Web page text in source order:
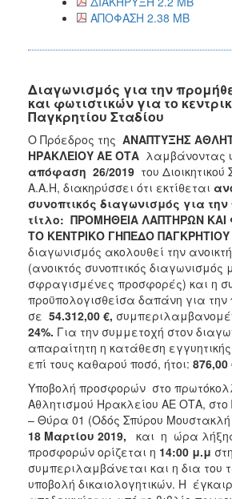
ΑΠΟΦΑΣΗ 2.38 MB
Διαγωνισμός για την
και φωτιστικών για το
Παγκρητίου Σταδίου
Ο Πρόεδρος της ΑΝΑΠΤΥΞΗΣ
ΗΡΑΚΛΕΙΟΥ ΑΕ ΟΤΑ λαμβάνοντας
απόφαση 26/2019 του
Α.Α.Η, διακηρύσσει ότι εκτίθεται
συνοπτικός διαγωνισμός για
τίτλο: ΠΡΟΜΗΘΕΙΑ ΛΑΠΤΗΡΩΝ ΚΑΙ
ΤΟ ΚΕΝΤΡΙΚΟ ΓΗΠΕΔΟ ΠΑΓΚΡΗΤΙΟΥ
διαγωνισμός ακολουθεί την
(ανοικτός συνοπτικός διαγωνισμός
σφραγισμένες προσφορές) και η
προϋπολογισθείσα δαπάνη για την
σε 54.312,00 €,
24%. Για την συμμετοχή στον
απαραίτητη η κατάθεση
επί τους καθαρού ποσό, ήτοι: 876,00
Υποβολή προσφορών στο
Αθλητισμού Ηρακλείου ΑΕ ΟΤΑ, στο
– Θύρα 01 (Οδός Σπύρου
18 Μαρτίου 2019, και η ώρα
προσφορών ορίζεται η 14:00 μ.μ
συμπεριλαμβάνεται και η δια του
υποβολή δικαιολογητικών. Η